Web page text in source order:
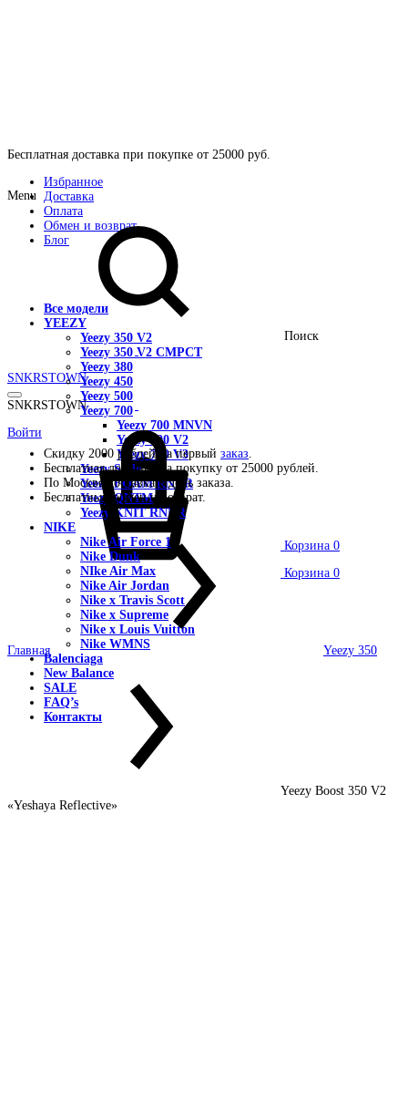
Бесплатная доставка при покупке от 25000 руб.
Избранное
Доставка
Оплата
Обмен и возврат
Блог
Menu
Поиск
SNKRSTOWN
SNKRSTOWN
Войти
Корзина 0
Все модели
YEEZY
Yeezy 350 V2
Yeezy 350 V2 CMPCT
Yeezy 380
Yeezy 450
Yeezy 500
Yeezy 700
Yeezy 700 MNVN
Yeezy 700 V2
Yeezy 700 V3
Yeezy Slide
Yeezy FOAM RNNR
Yeezy QNTM
Yeezy KNIT RNNR
NIKE
Nike Air Force 1
Nike Dunk
NIke Air Max
Nike Air Jordan
Nike x Travis Scott
Nike x Supreme
Nike x Louis Vuitton
Nike WMNS
Balenciaga
New Balance
SALE
FAQ’s
Контакты
Корзина 0
Скидку 2000 рублей на первый заказ.
Бесплатная доставка на покупку от 25000 рублей.
По Москве доставка в день заказа.
Беслпатный обмен и возврат.
Главная Yeezy 350
Yeezy Boost 350 V2
«Yeshaya Reflective»